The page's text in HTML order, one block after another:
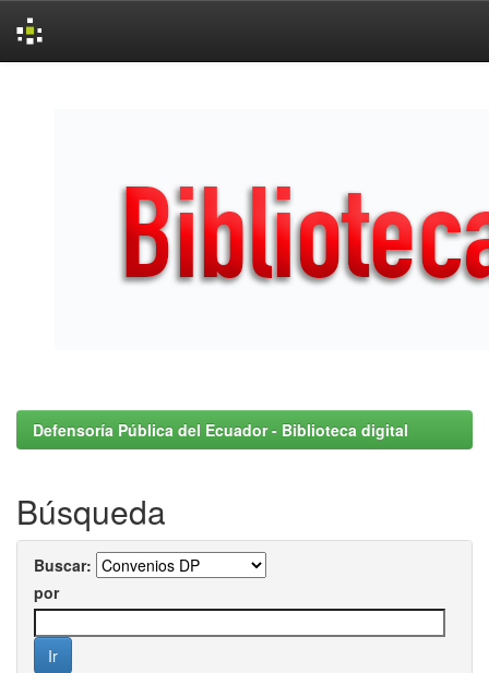
Defensoría Pública del Ecuador - Biblioteca digital
Búsqueda
Buscar:
por